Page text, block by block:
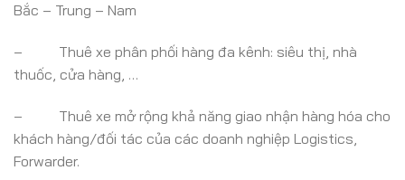
Bắc – Trung – Nam
– Thuê xe phân phối hàng đa kênh: siêu thị, nhà
thuốc, cửa hàng, …
– Thuê xe mở rộng khả năng giao nhận hàng hóa cho
khách hàng/đối tác của các doanh nghiệp Logistics,
Forwarder.